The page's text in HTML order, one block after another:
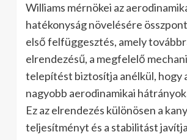
Williams mérnökei az
hatékonyság növelésére
első felfüggesztés, amely
elrendezésű, a megfelelő
telepítést biztosítja anélkül, hogy
nagyobb aerodinamikai
Ez az elrendezés különösen a
teljesítményt és a stabilitást